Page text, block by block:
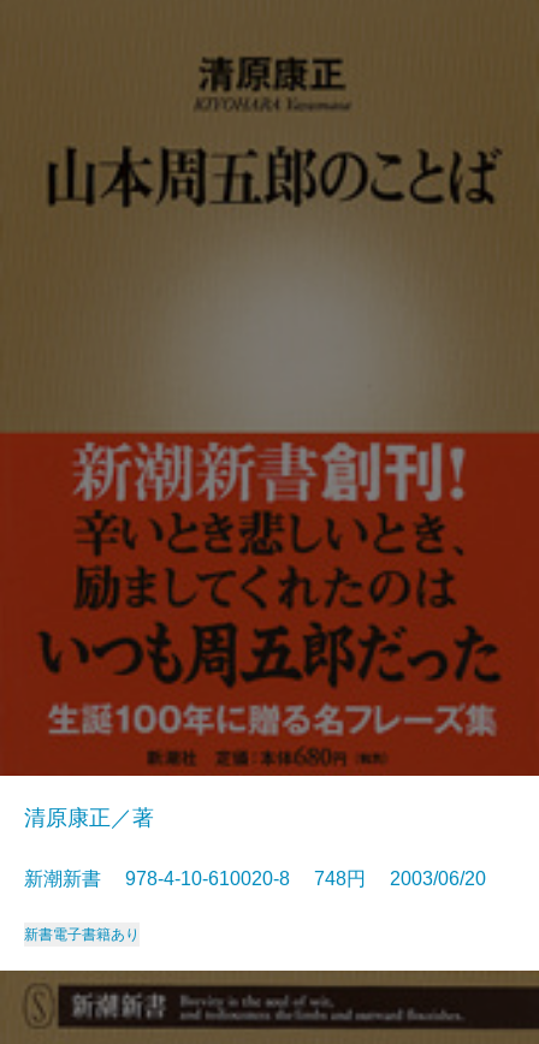
清原康正／著
新潮新書 978-4-10-610020-8 748円 2003/06/20
新書電子書籍あり